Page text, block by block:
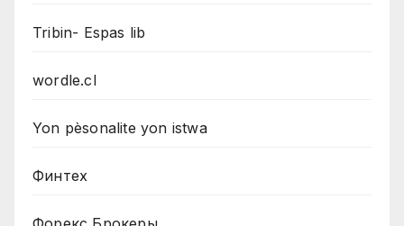
Tribin- Espas lib
wordle.cl
Yon pèsonalite yon istwa
Финтех